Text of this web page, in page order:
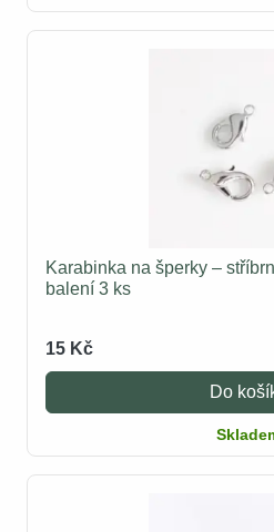
Karabinka na šperky –
balení 3 ks
15 Kč
Do